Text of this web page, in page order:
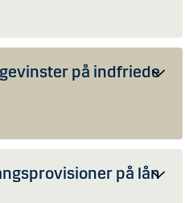
på indfriede
på lån